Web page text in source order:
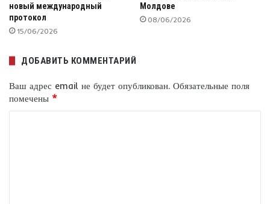
новый международный
протокол
15/06/2026
Молдове
08/06/2026
ДОБАВИТЬ КОММЕНТАРИЙ
Ваш адрес email не будет опубликован. Обязательные поля
помечены *